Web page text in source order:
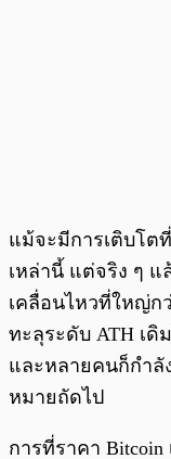
แม้จะมีการเติบโต
เหล่านี้ แต่จริง ๆ
เคลื่อนไหวที่ใหญ่ก
ทะลุระดับ ATH เดิ
และหลายคนก็กำลั
หมายถัดไป
การที่ราคา